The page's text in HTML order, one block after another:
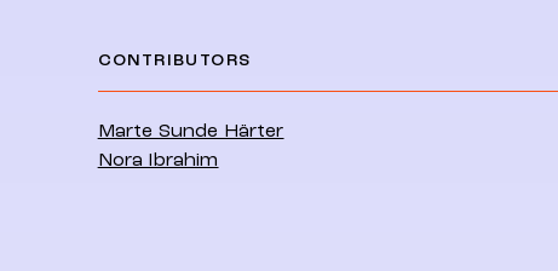
CONTRIBUTORS
Marte Sunde Härter
Nora Ibrahim